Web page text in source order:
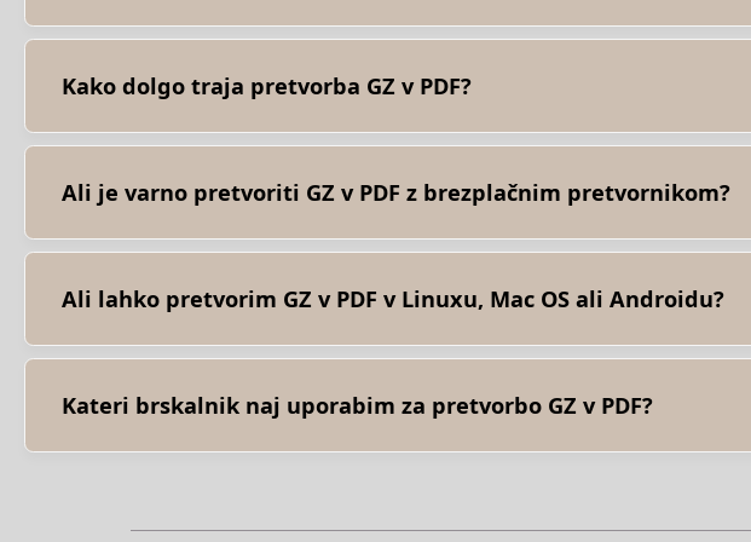
rezultat.
Kako dolgo traja pretvorba GZ v PDF?
Ali je varno pretvoriti GZ v PDF z brezplačnim pretvornikom?
prenehale delovati. Nihče nima dostopa do vaših dokumentov. Aplikacija je
Ali lahko pretvorim GZ v PDF v Linuxu, Mac OS ali Androidu?
programske opreme.
Kateri brskalnik naj uporabim za pretvorbo GZ v PDF?